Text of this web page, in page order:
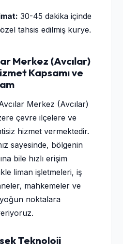
30-45 dakika içinde
tahsis edilmiş kurye.
Merkez (Avcılar)
Kapsamı ve
Merkez (Avcılar)
çevre ilçelere ve
hizmet vermektedir.
sayesinde, bölgenin
bile hızlı erişim
liman işletmeleri, iş
mahkemeler ve
noktalara
Teknoloji